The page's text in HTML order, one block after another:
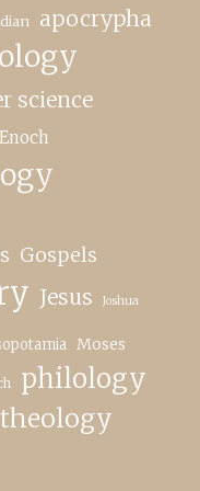
apocrypha
science
Enoch
Gospels
Jesus Joshua
Moses
philology
theology